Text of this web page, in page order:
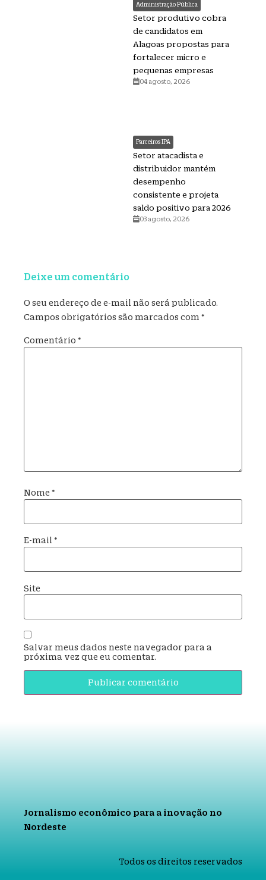
Administração Pública
Setor produtivo cobra
de candidatos em
Alagoas propostas para
fortalecer micro e
pequenas empresas
04 agosto, 2026
Parceiros IPA
Setor atacadista e
distribuidor mantém
desempenho
consistente e projeta
saldo positivo para 2026
03 agosto, 2026
Deixe um comentário
O seu endereço de e-mail não será publicado.
Campos obrigatórios são marcados com *
Comentário *
Nome *
E-mail *
Site
Salvar meus dados neste navegador para a
próxima vez que eu comentar.
Jornalismo econômico para a inovação no
Nordeste
Todos os direitos reservados